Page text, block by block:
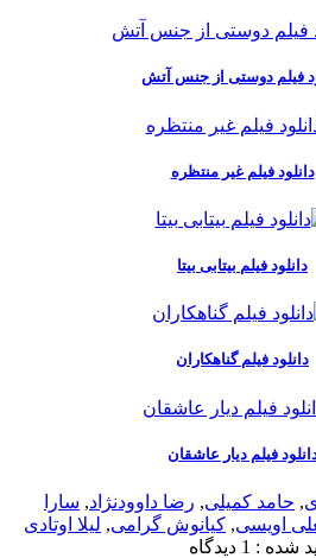
دوستی از جنس آتش
غیر منتظره
فیلم بیتابی بیتا
فیلم گناهکاران
دیار عاشقان
کمیلی ,رضا داوودنژاد,سارا
,کیانوش گرامی,لیلا اوتادی